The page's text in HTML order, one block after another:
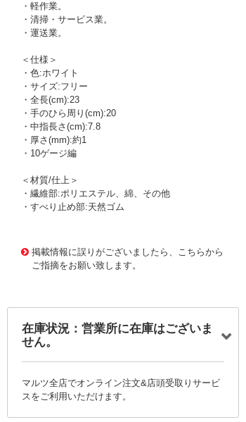
・軽作業。
・清掃・サービス業。
・運送業。
＜仕様＞
・色:ホワイト
・サイズ:フリー
・全長(cm):23
・手のひら周り(cm):20
・中指長さ(cm):7.8
・厚さ(mm):約1
・10ゲージ編
＜材質/仕上＞
・繊維部:ポリエステル、綿、その他
・すべり止め部:天然ゴム
掲載情報に誤りがございましたら、こちらから
ご指摘をお願い致します。
在庫状況：営業所に在庫はございま
せん。
マルツ全店でオンライン注文&店頭受取りサービ
スをご利用いただけます。